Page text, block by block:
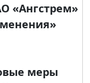
«Ангстрем»
меры